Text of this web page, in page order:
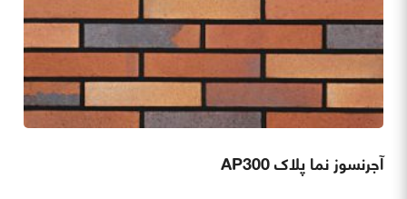
آجرنسوز نما پلاک AP300